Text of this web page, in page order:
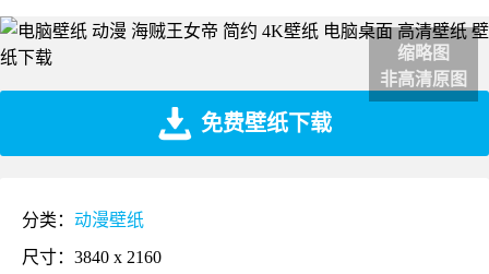
缩略图
非高清原图
免费壁纸下载
分类： 动漫壁纸
尺寸：3840 x 2160